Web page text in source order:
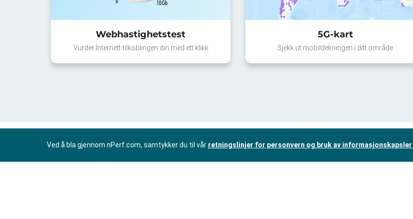
Webhastighetstest
Vurder Internett-tilkoblingen din med ett klikk
5G-kart
Sjekk ut mobildekningen i ditt område
Ved å bla gjennom nPerf.com, samtykker du til vår retningslinjer for personvern og bruk av informasjonskapsler